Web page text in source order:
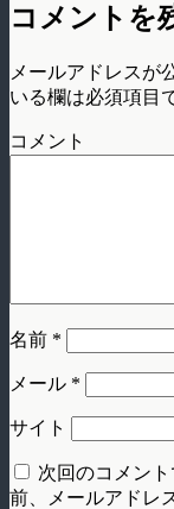
コメントを
メールアドレスが
いる欄は必須項目
コメント
名前 *
メール *
サイト
次回のコメン
前、メールアドレ